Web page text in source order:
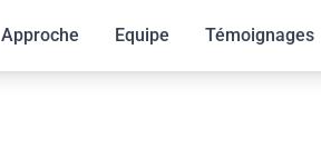
Approche Equipe Témoignages